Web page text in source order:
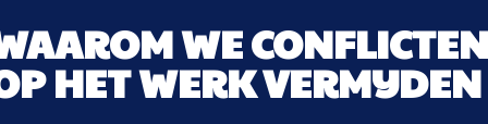
WE CONFLICTEN
HET WERK VERMIJDEN